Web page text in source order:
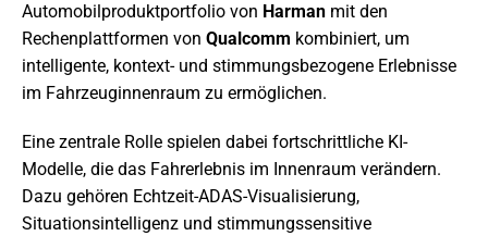
Automobilproduktportfolio von Harman mit den
Rechenplattformen von Qualcomm kombiniert, um
intelligente, kontext- und stimmungsbezogene Erlebnisse
im Fahrzeuginnenraum zu ermöglichen.
Eine zentrale Rolle spielen dabei fortschrittliche KI-
Modelle, die das Fahrerlebnis im Innenraum verändern.
Dazu gehören Echtzeit-ADAS-Visualisierung,
Situationsintelligenz und stimmungssensitive